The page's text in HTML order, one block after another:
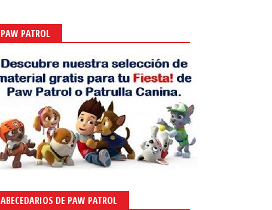
PAW PATROL
ABECEDARIOS DE PAW PATROL